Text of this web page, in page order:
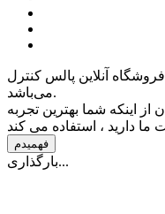
آنلاین پالس کنترل
می‌باشد.
اینکه شما بهترین تجربه
فهمیدم
بارگذاری...